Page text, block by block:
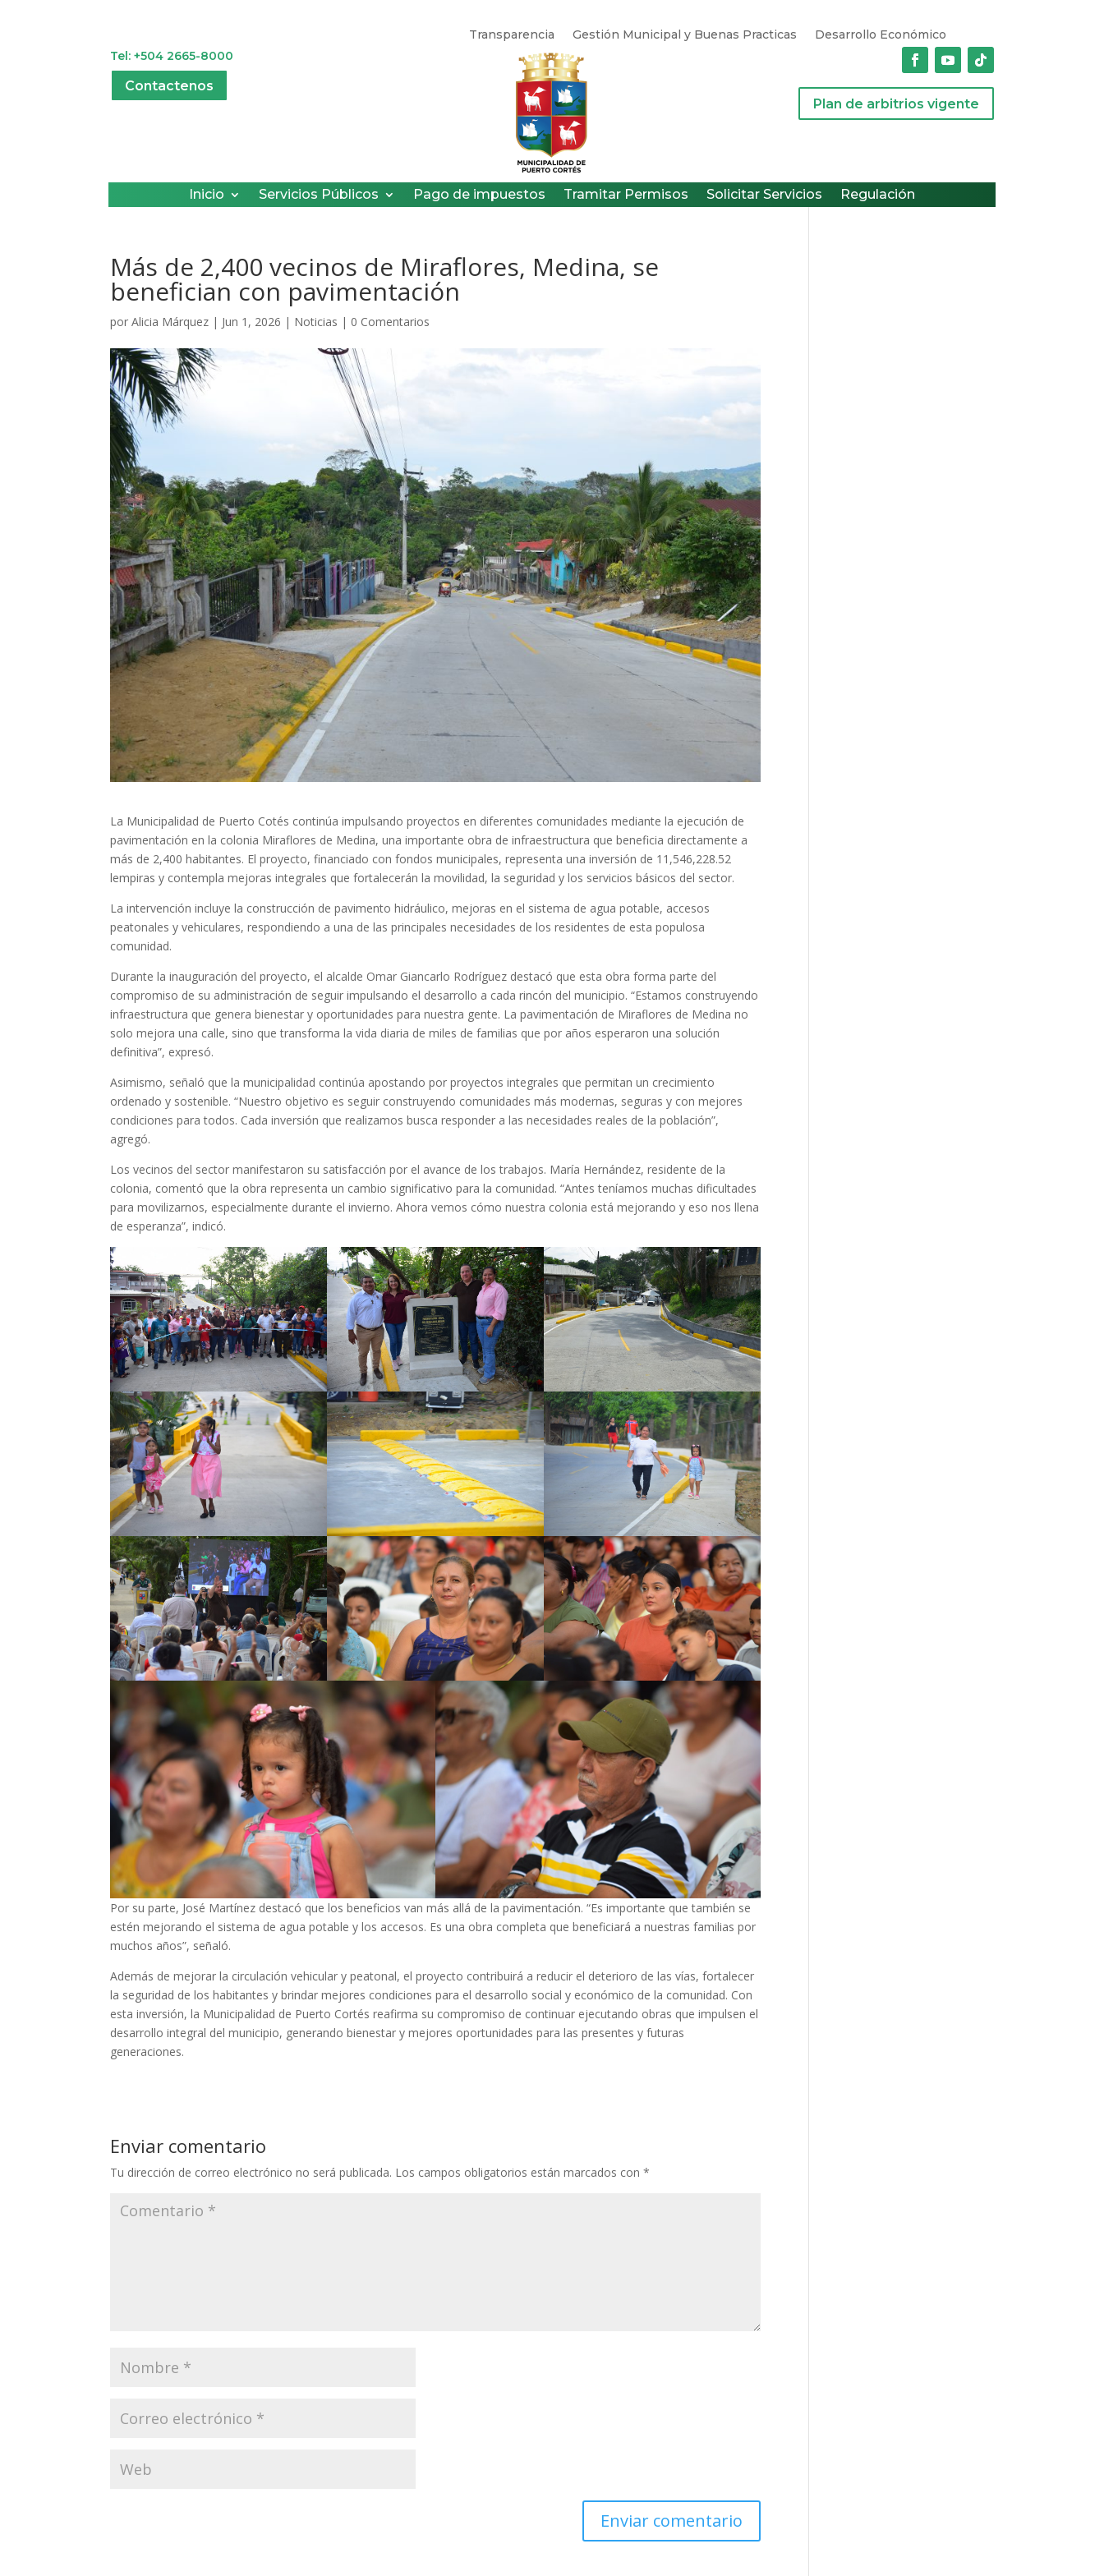
Transparencia Gestión Municipal y Buenas Practicas
Desarrollo Económico
Tel: +504 2665-8000
Contactenos
Plan de arbitrios vigente
Inicio Servicios Públicos Pago de impuestos Tramitar Permisos Solicitar Servicios Regulación
Más de 2,400 vecinos de Miraflores, Medina, se
benefician con pavimentación
porAlicia Márquez | Jun 1, 2026 | Noticias | 0 Comentarios
La Municipalidad de Puerto Cotés continúa impulsando proyectos en diferentes comunidades mediante la ejecución de
pavimentación en la colonia Miraflores de Medina, una importante obra de infraestructura que beneficia directamente a
más de 2,400 habitantes. El proyecto, financiado con fondos municipales, representa una inversión de 11,546,228.52
lempiras y contempla mejoras integrales que fortalecerán la movilidad, la seguridad y los servicios básicos del sector.
La intervención incluye la construcción de pavimento hidráulico, mejoras en el sistema de agua potable, accesos
peatonales y vehiculares, respondiendo a una de las principales necesidades de los residentes de esta populosa
comunidad.
Durante la inauguración del proyecto, el alcalde Omar Giancarlo Rodríguez destacó que esta obra forma parte del
compromiso de su administración de seguir impulsando el desarrollo a cada rincón del municipio. “Estamos construyendo
infraestructura que genera bienestar y oportunidades para nuestra gente. La pavimentación de Miraflores de Medina no
solo mejora una calle, sino que transforma la vida diaria de miles de familias que por años esperaron una solución
definitiva”, expresó.
Asimismo, señaló que la municipalidad continúa apostando por proyectos integrales que permitan un crecimiento
ordenado y sostenible. “Nuestro objetivo es seguir construyendo comunidades más modernas, seguras y con mejores
condiciones para todos. Cada inversión que realizamos busca responder a las necesidades reales de la población”,
agregó.
Los vecinos del sector manifestaron su satisfacción por el avance de los trabajos. María Hernández, residente de la
colonia, comentó que la obra representa un cambio significativo para la comunidad. “Antes teníamos muchas dificultades
para movilizarnos, especialmente durante el invierno. Ahora vemos cómo nuestra colonia está mejorando y eso nos llena
de esperanza”, indicó.
Por su parte, José Martínez destacó que los beneficios van más allá de la pavimentación. “Es importante que también se
estén mejorando el sistema de agua potable y los accesos. Es una obra completa que beneficiará a nuestras familias por
muchos años”, señaló.
Además de mejorar la circulación vehicular y peatonal, el proyecto contribuirá a reducir el deterioro de las vías, fortalecer
la seguridad de los habitantes y brindar mejores condiciones para el desarrollo social y económico de la comunidad. Con
esta inversión, la Municipalidad de Puerto Cortés reafirma su compromiso de continuar ejecutando obras que impulsen el
desarrollo integral del municipio, generando bienestar y mejores oportunidades para las presentes y futuras
generaciones.
Enviar comentario
Tu dirección de correo electrónico no será publicada. Los campos obligatorios están marcados con*